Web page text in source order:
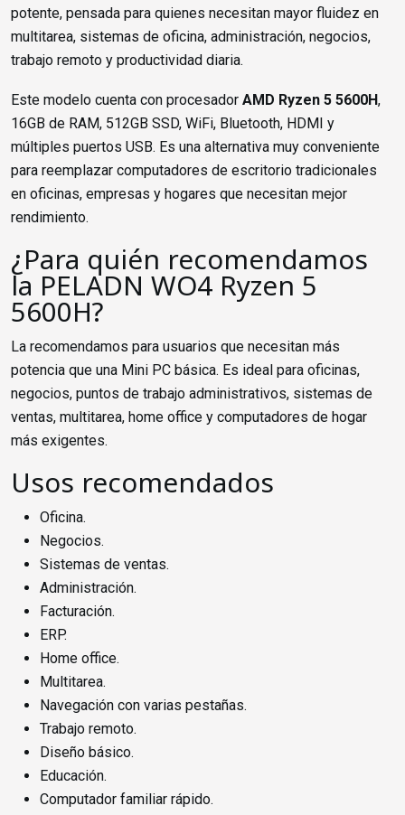
potente, pensada para quienes necesitan mayor fluidez en
multitarea, sistemas de oficina, administración, negocios,
trabajo remoto y productividad diaria.
Este modelo cuenta con procesador AMD Ryzen 5 5600H,
16GB de RAM, 512GB SSD, WiFi, Bluetooth, HDMI y
múltiples puertos USB. Es una alternativa muy conveniente
para reemplazar computadores de escritorio tradicionales
en oficinas, empresas y hogares que necesitan mejor
rendimiento.
¿Para quién recomendamos
la PELADN WO4 Ryzen 5
5600H?
La recomendamos para usuarios que necesitan más
potencia que una Mini PC básica. Es ideal para oficinas,
negocios, puntos de trabajo administrativos, sistemas de
ventas, multitarea, home office y computadores de hogar
más exigentes.
Usos recomendados
Oficina.
Negocios.
Sistemas de ventas.
Administración.
Facturación.
ERP.
Home office.
Multitarea.
Navegación con varias pestañas.
Trabajo remoto.
Diseño básico.
Educación.
Computador familiar rápido.